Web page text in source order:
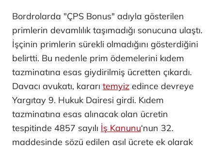
Bordrolarda "ÇPS Bonus" adıyla gösterilen
primlerin devamlılık taşımadığı sonucuna ulaştı.
İşçinin primlerin sürekli olmadığını gösterdiğini
belirtti. Bu nedenle prim ödemelerini kıdem
tazminatına esas giydirilmiş ücretten çıkardı.
Davacı avukatı, kararı temyiz edince devreye
Yargıtay 9. Hukuk Dairesi girdi. Kıdem
tazminatına esas alınacak olan ücretin
tespitinde 4857 sayılı İş Kanunu‘nun 32.
maddesinde sözü edilen asıl ücrete ek olarak